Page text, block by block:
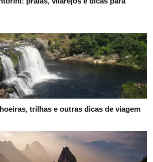
trilhas e outras dicas de viagem